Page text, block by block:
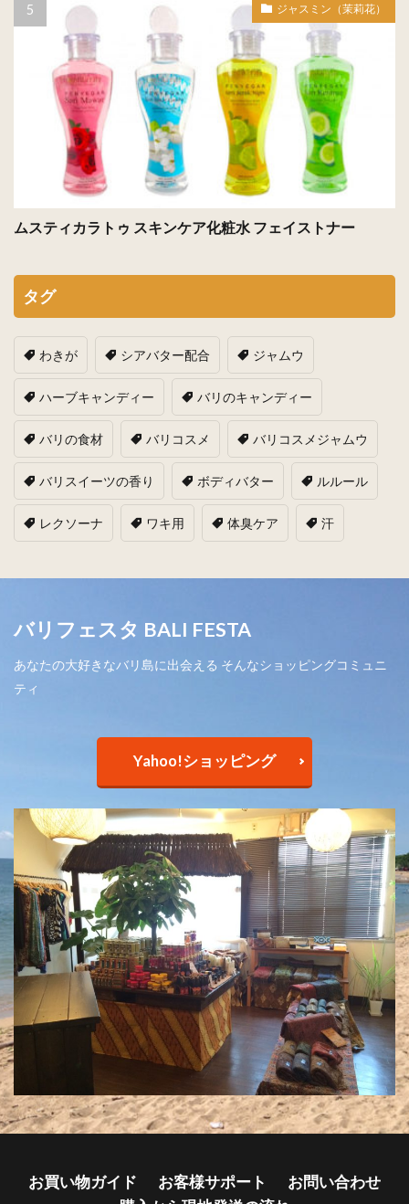
ジャスミン（茉莉花）
ムスティカラトゥ スキンケア化粧水 フェイストナー
タグ
わきが シアバター配合 ジャムウ
ハーブキャンディー バリのキャンディー
バリの食材 バリコスメ バリコスメジャムウ
バリスイーツの香り ボディバター ルルール
レクソーナ ワキ用 体臭ケア 汗
バリフェスタ BALI FESTA
あなたの大好きなバリ島に出会える そんなショッピングコミュニ
ティ
Yahoo!ショッピング
お買い物ガイド お客様サポート
お問い合わせ